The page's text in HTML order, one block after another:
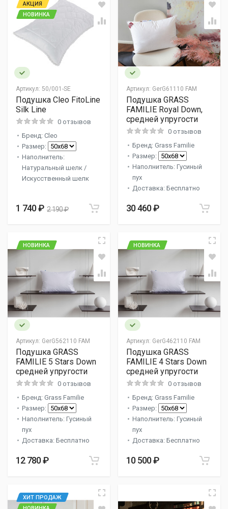
Артикул: 50/001-SE
АКЦИЯ
НОВИНКА
Подушка Cleo FitoLine
Silk Line
0 отзывов
Бренд: Cleo
Размер:
Наполнитель:
Натуральный шелк /
Искусственный шелк
1 740 ₽ 2 190 ₽
Артикул: GerG61110 FAM
Подушка GRASS
FAMILIE Royal Down,
средней упругости
0 отзывов
Бренд: Grass Familie
Размер:
Наполнитель: Гусиный
пух
Доставка: Бесплатно
30 460 ₽
Артикул: GerG562110 FAM
НОВИНКА
Подушка GRASS
FAMILIE 5 Stars Down
средней упругости
0 отзывов
Бренд: Grass Familie
Размер:
Наполнитель: Гусиный
пух
Доставка: Бесплатно
12 780 ₽
Артикул: GerG462110 FAM
НОВИНКА
Подушка GRASS
FAMILIE 4 Stars Down
средней упругости
0 отзывов
Бренд: Grass Familie
Размер:
Наполнитель: Гусиный
пух
Доставка: Бесплатно
10 500 ₽
ХИТ ПРОДАЖ